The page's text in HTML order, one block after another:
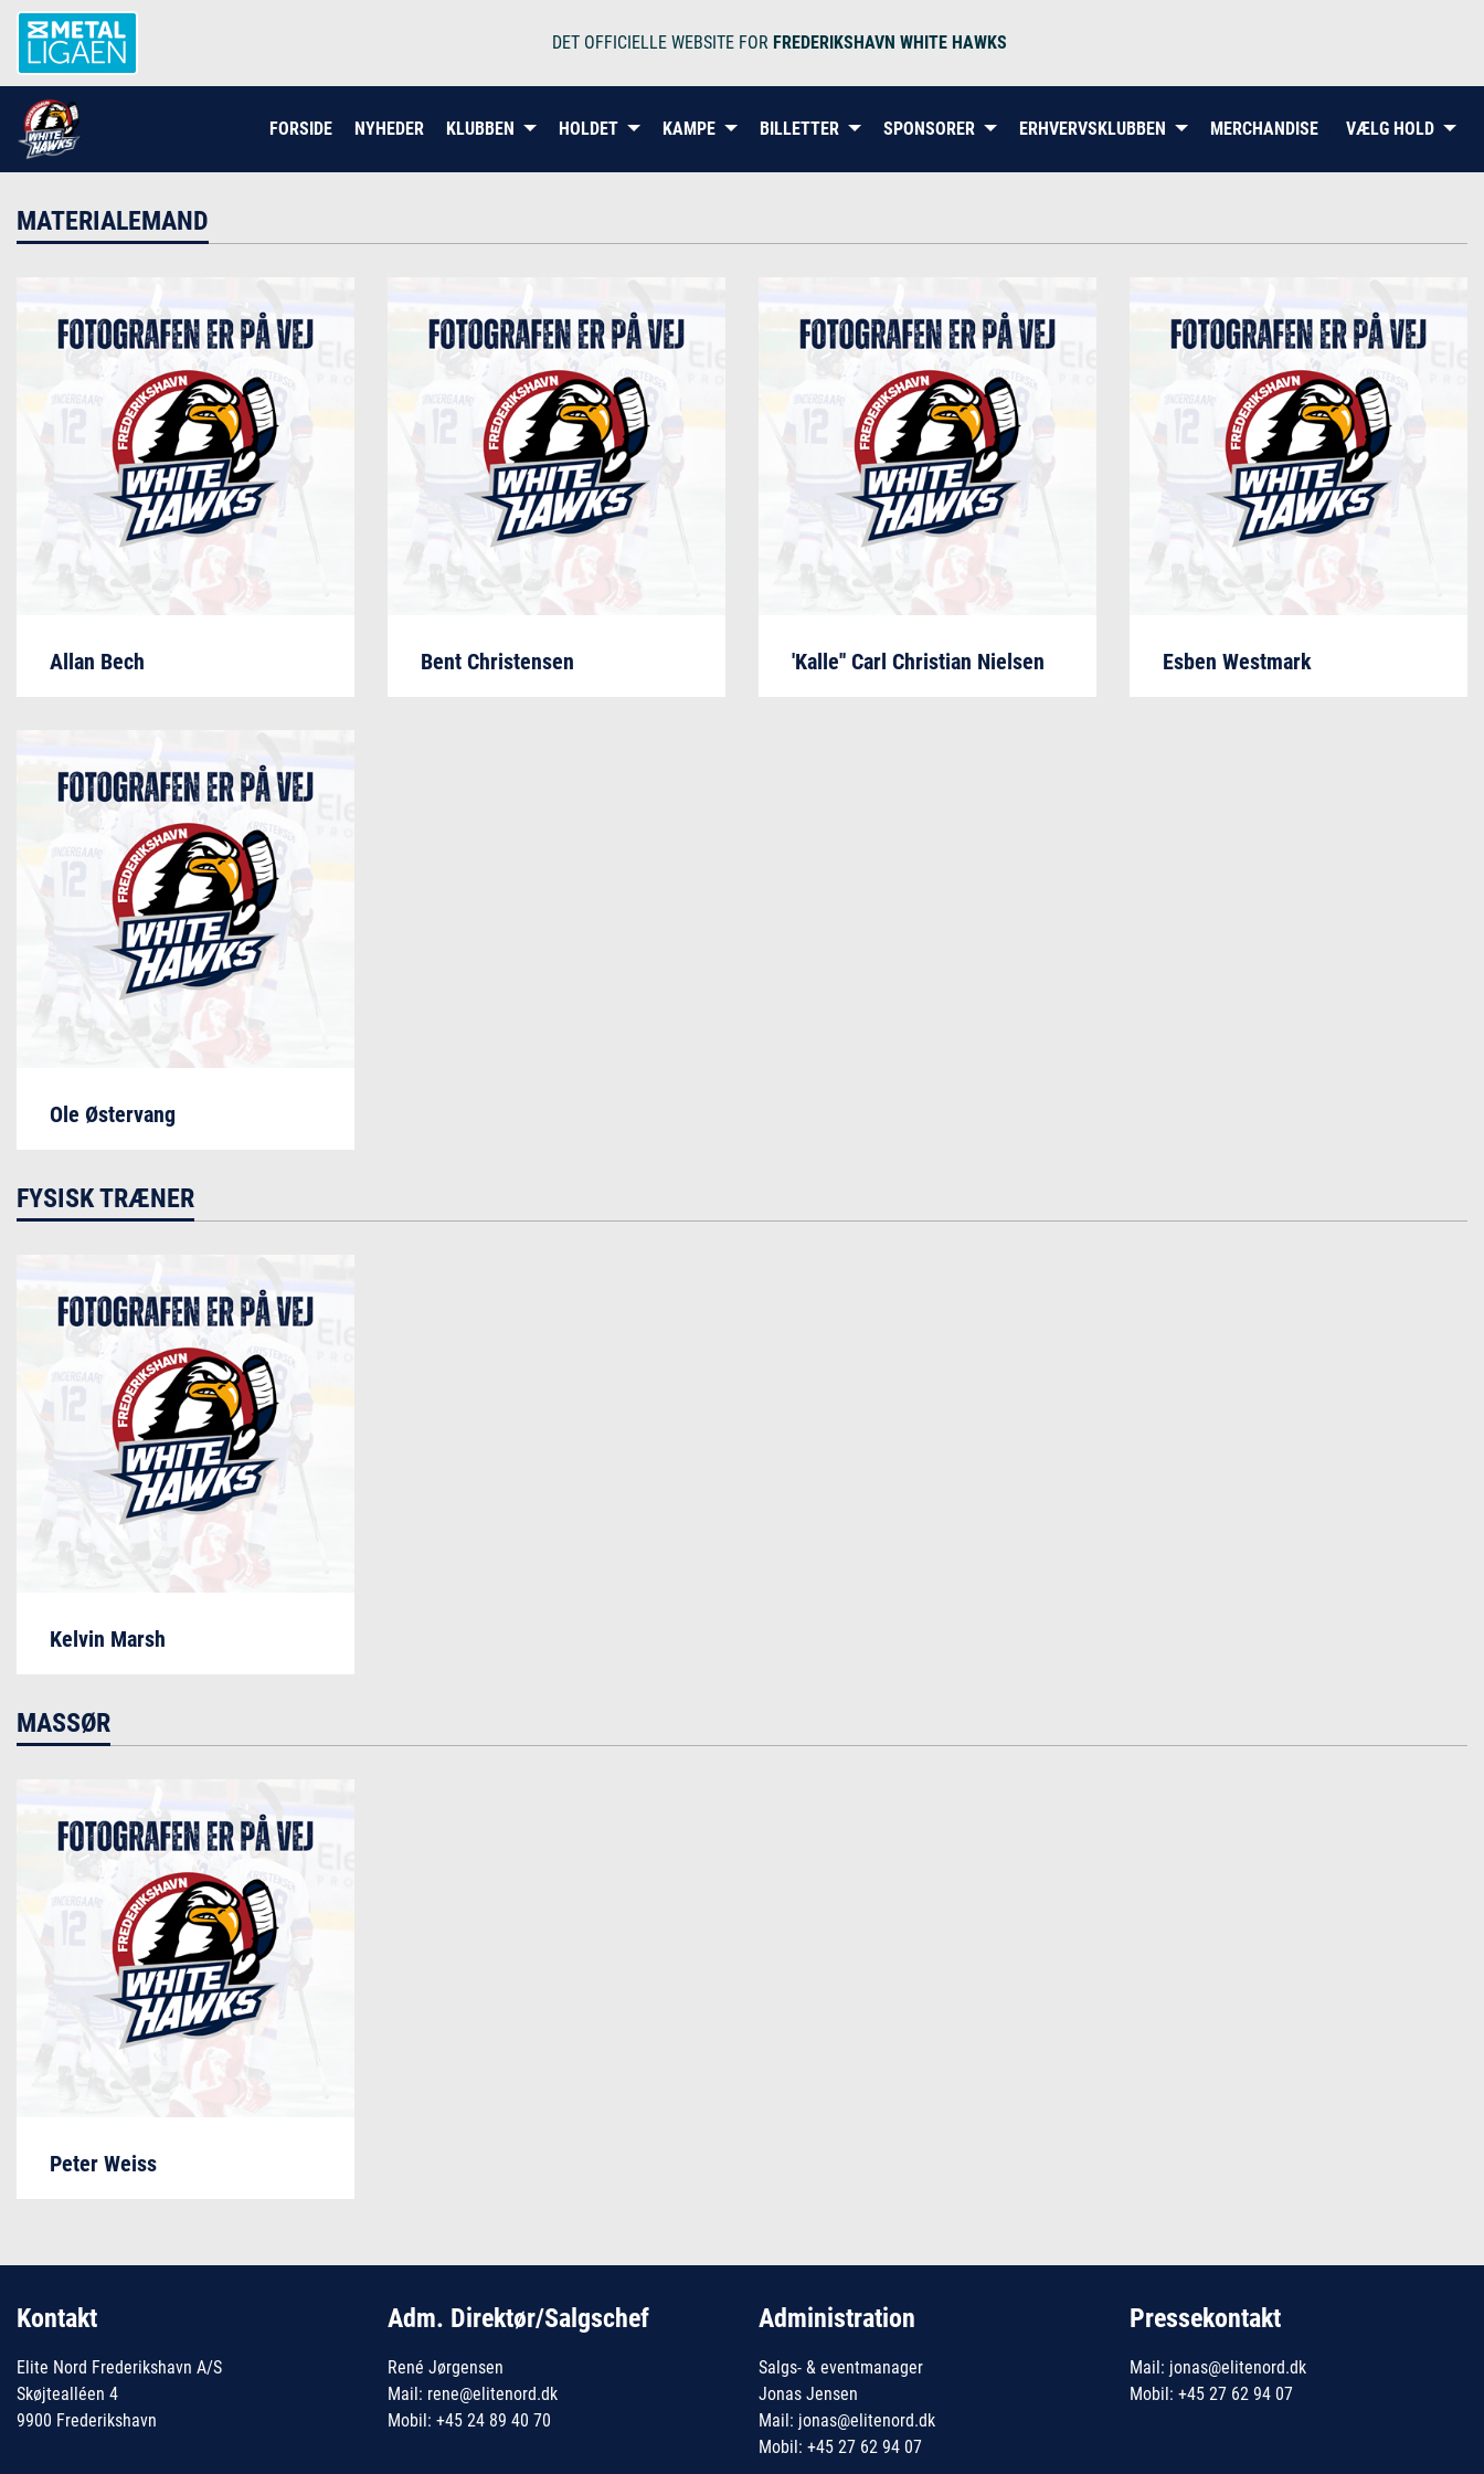
DET OFFICIELLE WEBSITE FOR FREDERIKSHAVN WHITE HAWKS
FORSIDE NYHEDER KLUBBEN HOLDET KAMPE BILLETTER SPONSORER ERHVERVSKLUBBEN MERCHANDISE VÆLG HOLD
MATERIALEMAND
Allan Bech Bent Christensen 'Kalle'' Carl Christian Nielsen Esben Westmark
Ole Østervang
FYSISK TRÆNER
Kelvin Marsh
MASSØR
Peter Weiss
Kontakt
Elite Nord Frederikshavn A/S
Skøjtealléen 4
9900 Frederikshavn
Adm. Direktør/Salgschef
René Jørgensen
Mail: rene@elitenord.dk
Mobil: +45 24 89 40 70
Administration
Salgs- & eventmanager
Jonas Jensen
Mail: jonas@elitenord.dk
Mobil: +45 27 62 94 07
Pressekontakt
Mail: jonas@elitenord.dk
Mobil: +45 27 62 94 07